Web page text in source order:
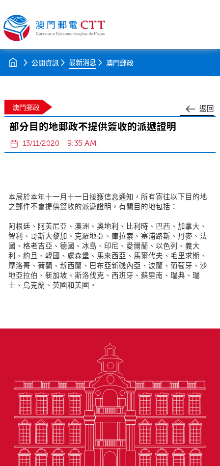
公開資訊 最新消息 澳門郵政
返回
澳門郵政
部分目的地郵政不提供簽收的派遞證明
13/11/2020 9:35 AM
本局於本年十一月十一日接獲信息通知，所有寄往以下目的地
之郵件不會提供簽收的派遞證明，有關目的地包括：
阿根廷、阿美尼亞、澳洲、奧地利、比利時、巴西、加拿大、
智利、哥斯大黎加、克羅地亞、庫拉索、塞浦路斯、丹麥、法
國、格老吉亞、德國、冰島、印尼、愛爾蘭、以色列、義大
利、約旦、韓國、盧森堡、馬來西亞、馬爾代夫、毛里求斯、
摩洛哥、荷蘭、新西蘭、巴布亞新磯內亞、波蘭、葡萄牙、沙
地亞拉伯、新加坡、斯洛伐克、西班牙、蘇里南、瑞典、瑞
士、烏克蘭、英國和美國。